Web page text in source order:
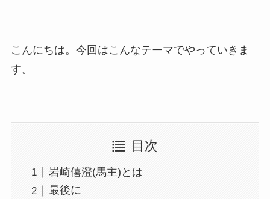
こんにちは。今回はこんなテーマでやっていきま
す。
目次
岩崎僖澄(馬主)とは
最後に